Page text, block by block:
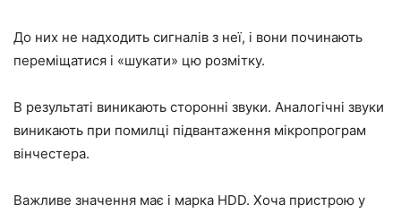
До них не надходить сигналів з неї, і вони починають
переміщатися і «шукати» цю розмітку.
В результаті виникають сторонні звуки. Аналогічні звуки
виникають при помилці підвантаження мікропрограм
вінчестера.
Важливе значення має і марка HDD. Хоча пристрою у